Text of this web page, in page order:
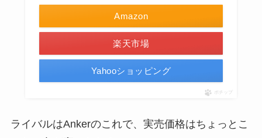
Amazon
楽天市場
Yahooショッピング
ポチップ
ライバルはAnkerのこれで、実売価格はちょっとこ